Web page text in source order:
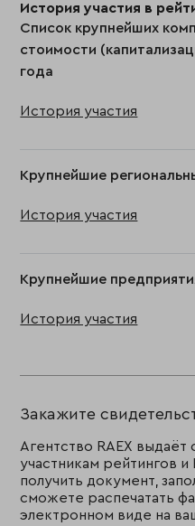
История участия в
Список крупнейших
стоимости
года
История участия
Крупнейшие
История участия
Крупнейшие
История участия
Закажите
Агентство RAEX выдаёт
участникам рейтингов
получить документ,
сможете распечатать
электронном виде на